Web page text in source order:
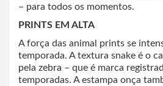
– para todos os momentos.
PRINTS EM ALTA
A força das animal prints se
temporada. A textura snake é o
pela zebra – que é marca
temporadas. A estampa onça